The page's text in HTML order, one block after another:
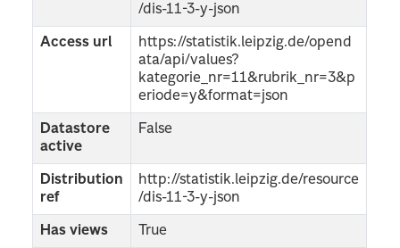
/dis-11-3-y-json
Access url
https://statistik.leipzig.de/opend
ata/api/values?
kategorie_nr=11&rubrik_nr=3&p
eriode=y&format=json
Datastore
active
False
Distribution
ref
http://statistik.leipzig.de/resource
/dis-11-3-y-json
Has views True